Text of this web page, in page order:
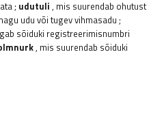
; udutuli , mis suurendab ohutust
udu või tugev vihmasadu ;
sõiduki registreerimisnumbri
, mis suurendab sõiduki